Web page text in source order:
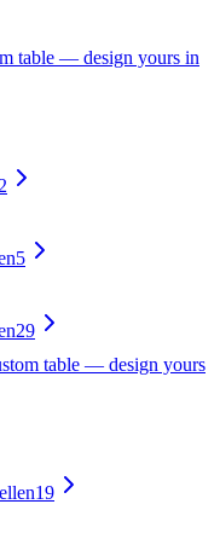
table — design yours in
2
5
29
table — design yours
19